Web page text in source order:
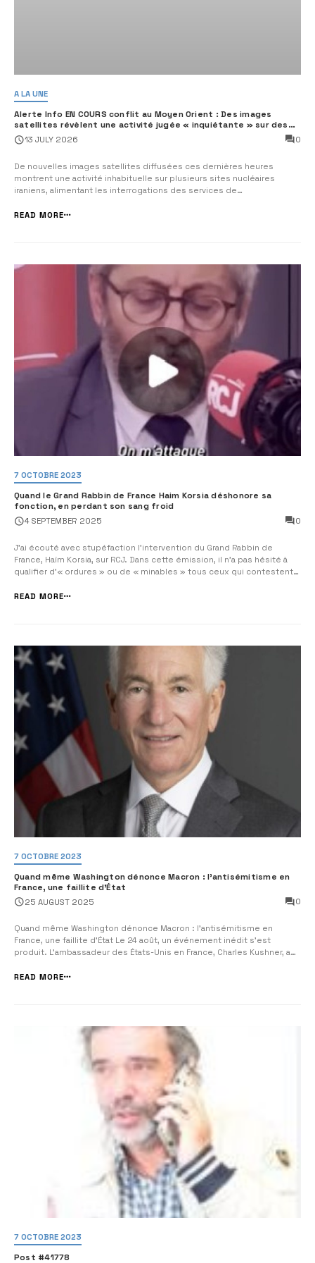
A LA UNE
Alerte Info EN COURS conflit au Moyen Orient : Des images
satellites révèlent une activité jugée « inquiétante » sur des
sites nucléaires iraniens
13 JULY 2026 0
De nouvelles images satellites diffusées ces dernières heures
montrent une activité inhabituelle sur plusieurs sites nucléaires
iraniens, alimentant les interrogations des services de
souterrains liés au programme nucléaire de la République islamique.
READ MORE
7 OCTOBRE 2023
Quand le Grand Rabbin de France Haim Korsia déshonore sa
fonction, en perdant son sang froid
4 SEPTEMBER 2025 0
J’ai écouté avec stupéfaction l’intervention du Grand Rabbin de
France, Haïm Korsia, sur RCJ. Dans cette émission, il n’a pas hésité à
qualifier d’« ordures » ou de « minables » tous ceux qui contestent
Emmanuel Macron. Ces propos insultants sont indignes d’un
READ MORE
7 OCTOBRE 2023
Quand même Washington dénonce Macron : l’antisémitisme en
France, une faillite d’État
25 AUGUST 2025 0
Quand même Washington dénonce Macron : l’antisémitisme en
France, une faillite d’État Le 24 août, un événement inédit s’est
produit. L’ambassadeur des États-Unis en France, Charles Kushner, a
président Emmanuel Macron face à la flambée de l’antisémitisme. Oui,
READ MORE
7 OCTOBRE 2023
Post #41778